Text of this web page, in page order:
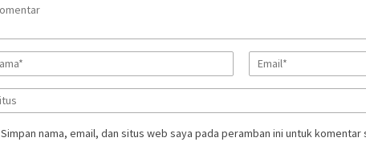
Simpan nama, email, dan situs web saya pada peramban ini untuk komentar